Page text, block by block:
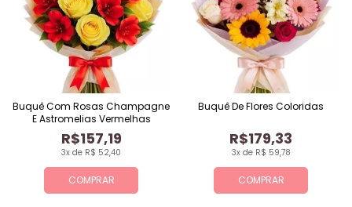
COMPRAR
3x de R$ 52,40
R$157,19
Buquê Com Rosas Champagne
E Astromelias Vermelhas
COMPRAR
3x de R$ 59,78
R$179,33
Buquê De Flores Coloridas